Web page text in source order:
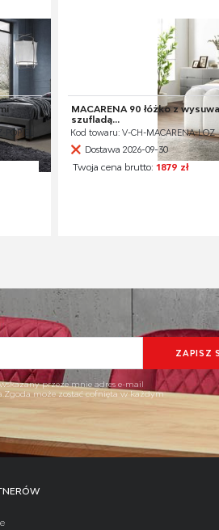
MACARENA 90 łóżko z
szufladą...
Kod towaru: V-CH-MACARENA-LOZ
Dostawa 2026-09-30
Twoja cena brutto: 1879 zł
przeze mnie adres e-mail
może zostać cofnięta w każdym